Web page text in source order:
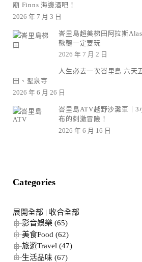
廟 Finns 海邊酒吧！
2026 年 7 月 3 日
峇里島超美梯田阿拉斯
鞦韆一定要玩
2026 年 7 月 2 日
人生必去一次峇里島 六天
田、聖泉寺
2026 年 6 月 26 日
峇里島ATV越野沙灘車｜3
布的刺激冒險！
2026 年 6 月 16 日
Categories
展開全部 | 收合全部
影音娛樂 (65)
美食Food (62)
旅遊Travel (47)
生活品味 (67)